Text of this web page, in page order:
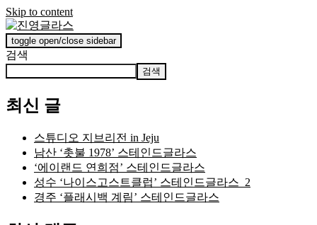
Skip to content
진영글라스
toggle open/close sidebar
검색
검색
최신 글
스튜디오 지브리전 in Jeju
남산 ‘촛불 1978’ 스테인드글라스
‘에이랜드 연희점’ 스테인드글라스
성수 ‘나이스고스트클럽’ 스테인드글라스_2
경주 ‘플래시백 계림’ 스테인드글라스